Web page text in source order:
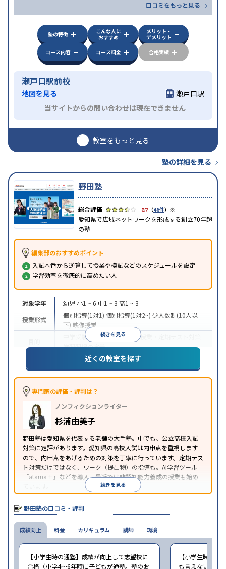
口コミをもっと見る
塾の特徴
こんな人に
おすすめ
メリット・
デメリット
コース内容
コース料金 合格実績
瀬戸口駅前校
地図を見る
瀬戸口駅
当サイトからの問い合わせは現在できません
教室をもっと見る
塾の詳細を見る
野田塾
3.7 （46件） ※
愛知県で広域ネットワークを形成する創立70年超
の塾
編集部のおすすめポイント
入試本番から逆算して授業や模試などのスケジュールを設定
学習効率を徹底的に高めたい人
続きを見る
対象学年 幼児 小1 ~ 6 中1 ~ 3 高1 ~ 3
授業形式
個別指導(1対1) 個別指導(1対2~) 少人数制(10人以
下) 映像授業
中学受験 高校受験大学受験
授業・定期テスト対策
学習習慣の定着
授業の振替可能学習にPC・タブレットを利用
※2023年10月調査。小学校高学年の集団塾アンケート調査方法を参照
近くの教室を探す
専門家の評価・評判は？
ノンフィクションライター
杉浦由美子
野田塾は愛知県を代表する老舗の大手塾。中でも、公立高校入試
対策に定評があります。愛知県の高校入試は内申点を重視します
ので、内申点をあげるための対策を丁寧に行っています。定期テス
ト対策だけではなく、ワーク（提出物）の指導も。AI学習ツール
「atama＋」などを導入。最近では非認知能力養成の授業も始め
続きを見る
野田塾の口コミ・評判
成績向上
【小学生時の通塾】成績が向上して志望校に
合格（小学4〜6年時に子どもが通塾。塾のお
【小学生時の通
も言えないが、
料金 カリキュラム 講師 環境